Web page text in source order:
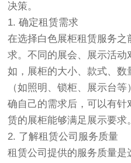
决策。
1. 确定租赁需求
在选择白色展柜租赁服务
求。不同的展会、展示活动
如，展柜的大小、款式、
（如照明、锁柜、展示台
确自己的需求后，可以有针
赁的展柜能够满足展示要求。
2. 了解租赁公司服务质量
租赁公司提供的服务质量